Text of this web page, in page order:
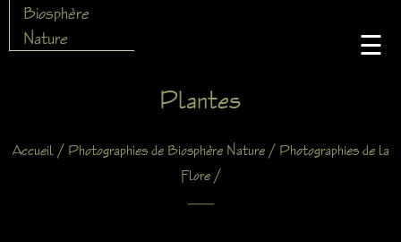
Biosphère
Nature
☰
Plantes
Accueil/ Photographies de Biosphère Nature/ Photographies de la
Flore /
X